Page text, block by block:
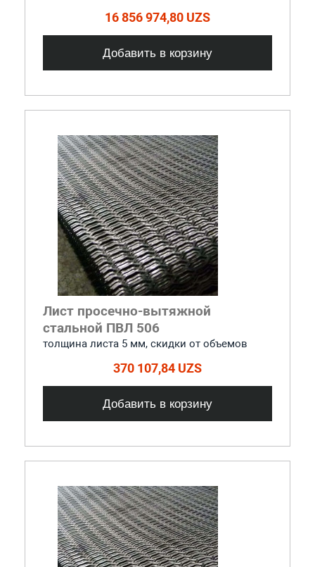
16 856 974,80 UZS
Добавить в корзину
Лист просечно-вытяжной
стальной ПВЛ 506
толщина листа 5 мм, cкидки от объемов
370 107,84 UZS
Добавить в корзину